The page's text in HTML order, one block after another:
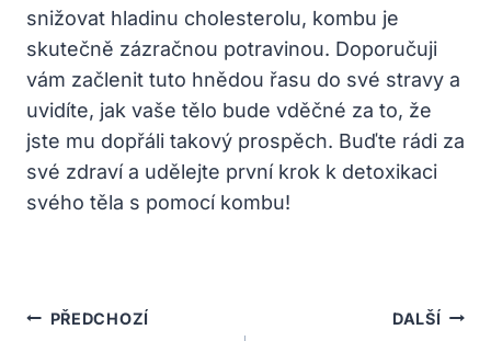
snižovat hladinu cholesterolu, kombu je
skutečně zázračnou potravinou. Doporučuji
vám začlenit tuto hnědou řasu do své stravy a
uvidíte, jak vaše tělo bude vděčné za to, že
jste mu dopřáli takový prospěch. Buďte rádi za
své zdraví a udělejte první krok k detoxikaci
svého těla s pomocí kombu!
Navigace
PŘEDCHOZÍ DALŠÍ